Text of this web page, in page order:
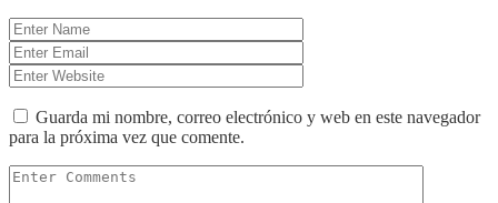
Guarda mi nombre, correo electrónico y web en este navegador
para la próxima vez que comente.